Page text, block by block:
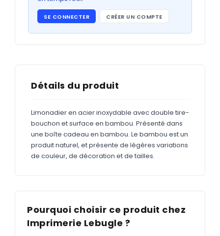
Abribus
ADHÉSIFS
Étiquettes adhésives
Étiquettes adhésives en bobine
MARQUAGE TEXTILE
Tee-shirts Nouveau
Polos Nouveau
SE CONNECTER CRÉER UN COMPTE
Détails du produit
Limonadier en acier inoxydable avec double tire-
bouchon et surface en bambou. Présenté dans
une boîte cadeau en bambou. Le bambou est un
produit naturel, et présente de légères variations
de couleur, de décoration et de tailles.
Pourquoi choisir ce produit chez
Imprimerie Lebugle ?